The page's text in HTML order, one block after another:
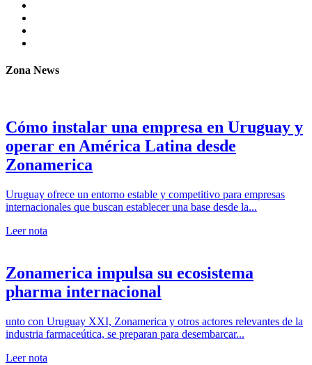
Zona News
Cómo instalar una empresa en Uruguay y
operar en América Latina desde
Zonamerica
Uruguay ofrece un entorno estable y competitivo para empresas
internacionales que buscan establecer una base desde la...
Leer nota
Zonamerica impulsa su ecosistema
pharma internacional
unto con Uruguay XXI, Zonamerica y otros actores relevantes de la
industria farmaceútica, se preparan para desembarcar...
Leer nota